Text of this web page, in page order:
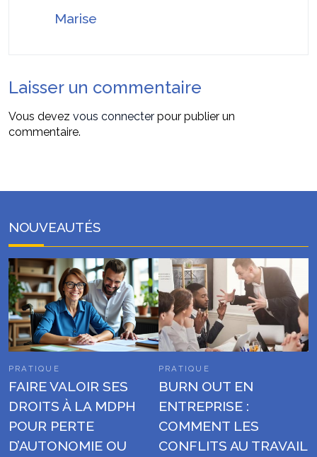
Marise
Laisser un commentaire
Vous devez vous connecter pour publier un
commentaire.
NOUVEAUTÉS
PRATIQUE
FAIRE VALOIR SES
DROITS À LA MDPH
POUR PERTE
D’AUTONOMIE OU
PRATIQUE
BURN OUT EN
ENTREPRISE :
COMMENT LES
CONFLITS AU TRAVAIL